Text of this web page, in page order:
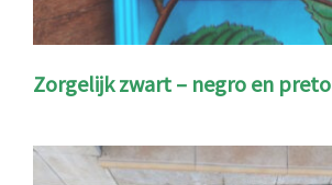
Zorgelijk zwart – negro en preto